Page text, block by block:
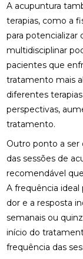
A acupuntura
terapias, como a
para potencializar
multidisciplinar
pacientes que
tratamento mais
diferentes
perspectivas,
tratamento.
Outro ponto a ser
das sessões de
recomendável
A frequência ideal
dor e a resposta
semanais ou
início do
frequência das
DESCUBRA COMO A QUIROPRAXIA E A
FISIOTERAPIA
DESCUBRA COMO UM QUIROPRATA PODE
DESCUBRA O PREÇO DA PALMILHA ORTOPÉDICA E
COMO
DESCUBRA O PREÇO DA PALMILHA ORTOPÉDICA E
DESCUBRA O PREÇO DA PALMILHA PARA PÉ CHATO
E COMO
DESCUBRA O PREÇO DA PALMILHA SOB MEDIDA: 6
FATORES
DESCUBRA O PREÇO DA PALMILHA SOB MEDIDA: 6
FATORES